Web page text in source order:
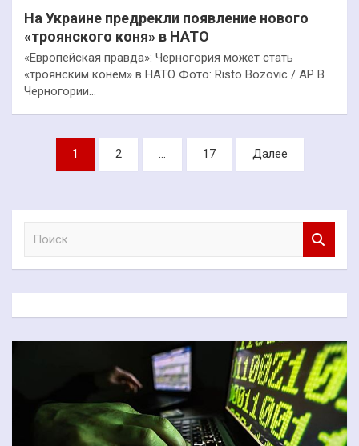
На Украине предрекли появление нового
«троянского коня» в НАТО
«Европейская правда»: Черногория может стать
«троянским конем» в НАТО Фото: Risto Bozovic / AP В
Черногории…
Пагинация
записей
1 2 … 17 Далее
к